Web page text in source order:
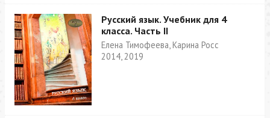
Русский язык. Учебник для 4
класса. Часть II
Елена Тимофеева, Карина Росс
2014, 2019